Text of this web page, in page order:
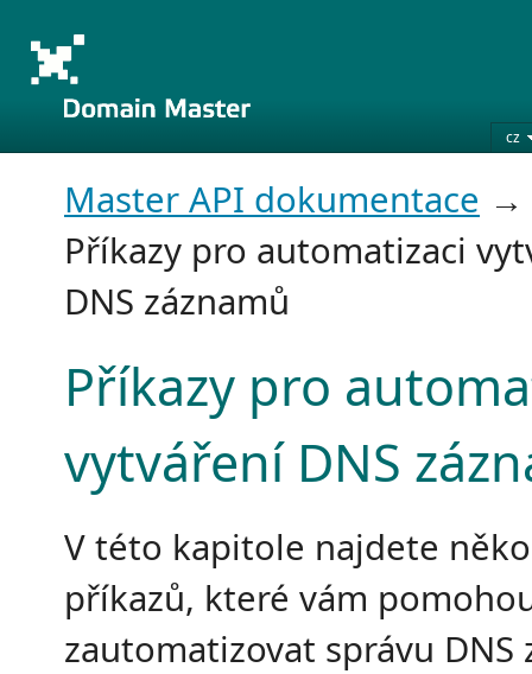
cz
Master API dokumentace →
Příkazy pro automatizaci
DNS záznamů
Příkazy pro
vytváření DNS
V této kapitole najdete
příkazů, které vám
zautomatizovat správu DNS